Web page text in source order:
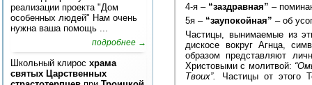
реализации проекта "Дом
особенных людей" Нам очень
нужна ваша помощь ...
подробнее →
Школьный клирос храма
святых Царственных
4-я – “заздравная” –
5я – “заупокойная” – об
Частицы, вынимаемые из
дискосе вокруг Агнца,
образом представляют
Христовыми с молитвой:
Твоих”.
Частицы от этого